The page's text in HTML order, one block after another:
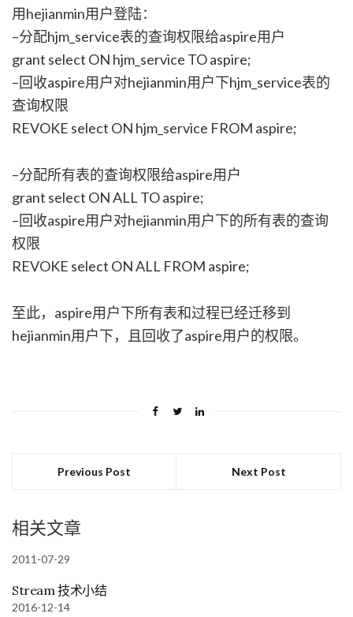
用hejianmin用户登陆：
–分配hjm_service表的查询权限给aspire用户
grant select ON hjm_service TO aspire;
–回收aspire用户对hejianmin用户下hjm_service表的
查询权限
REVOKE select ON hjm_service FROM aspire;
–分配所有表的查询权限给aspire用户
grant select ON ALL TO aspire;
–回收aspire用户对hejianmin用户下的所有表的查询
权限
REVOKE select ON ALL FROM aspire;
至此，aspire用户下所有表和过程已经迁移到
hejianmin用户下，且回收了aspire用户的权限。
Previous Post Next Post
相关文章
2011-07-29
Stream 技术小结
2016-12-14